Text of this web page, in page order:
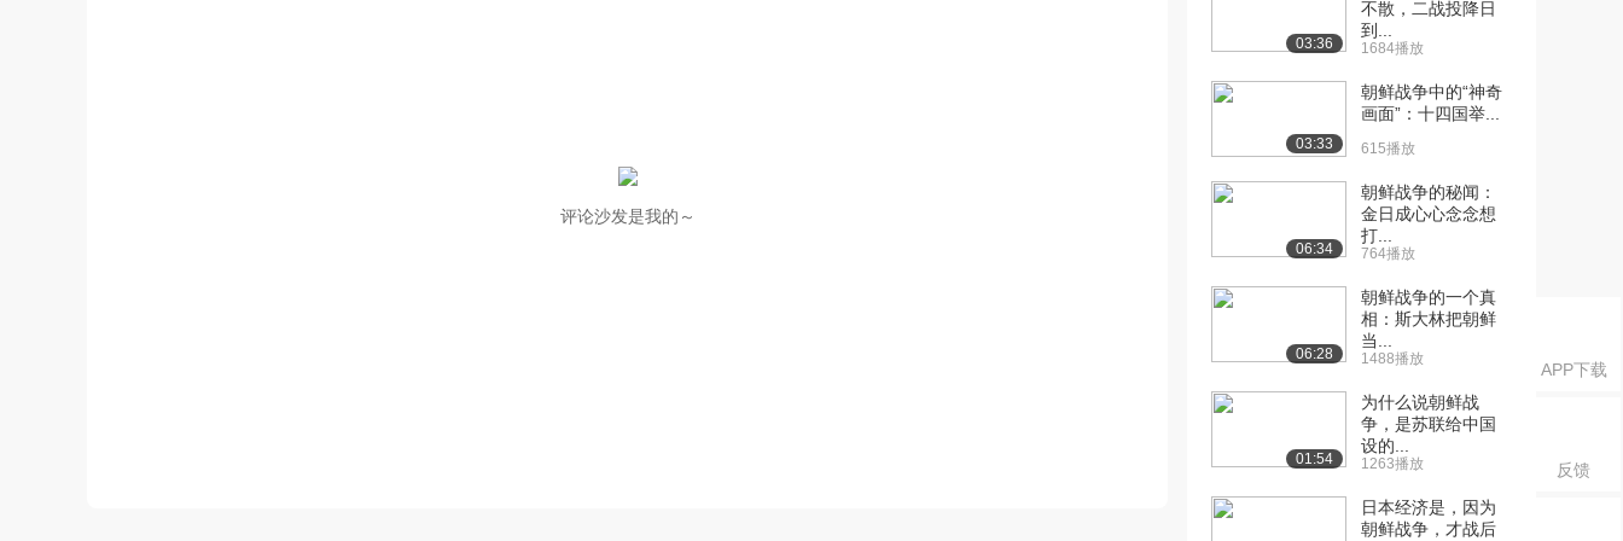
APP下载
反馈
评论沙发是我的～
03:36
不散，二战投降日
到...
1684播放
03:33
朝鲜战争中的“神奇
画面”：十四国举...
615播放
06:34
朝鲜战争的秘闻：
金日成心心念念想
打...
764播放
06:28
朝鲜战争的一个真
相：斯大林把朝鲜
当...
1488播放
01:54
为什么说朝鲜战
争，是苏联给中国
设的...
1263播放
日本经济是，因为
朝鲜战争，才战后